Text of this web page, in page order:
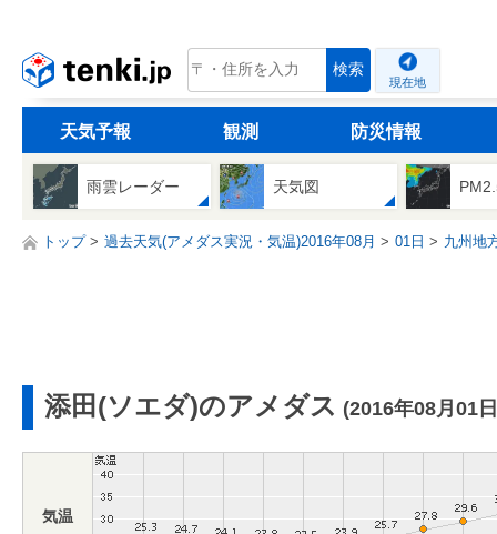
tenki.jp 検索
現在地
天気予報 観測 防災情報
雨雲レーダー 天気図
トップ 過去天気(アメダス実況・気温)2016年08月 01日 九州地
添田(ソエダ)のアメダス (2016年08月01
気温